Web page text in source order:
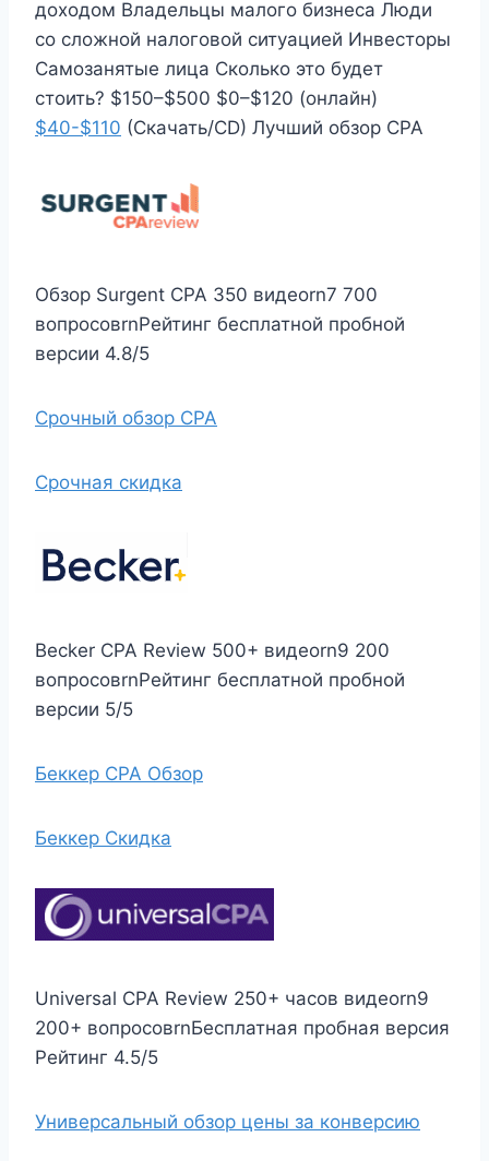
доходом Владельцы малого бизнеса Люди
со сложной налоговой ситуацией Инвесторы
Самозанятые лица Сколько это будет
стоить? $150–$500 $0–$120 (онлайн)
$40-$110 (Скачать/CD) Лучший обзор CPA
Обзор Surgent CPA 350 видеоrn7 700
вопросовrnРейтинг бесплатной пробной
версии 4.8/5
Срочный обзор CPA
Срочная скидка
Becker CPA Review 500+ видеоrn9 200
вопросовrnРейтинг бесплатной пробной
версии 5/5
Беккер CPA Обзор
Беккер Скидка
Universal CPA Review 250+ часов видеоrn9
200+ вопросовrnБесплатная пробная версия
Рейтинг 4.5/5
Универсальный обзор цены за конверсию